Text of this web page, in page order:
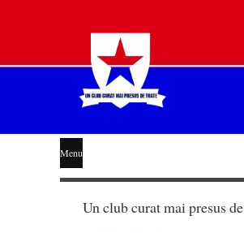
STEAUA
LIBERĂ
Menu
Un club curat mai presus